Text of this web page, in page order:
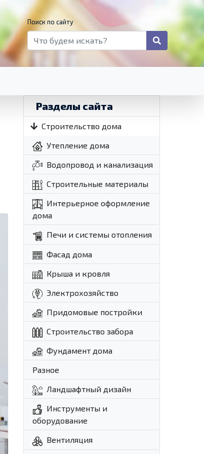
Поиск по сайту
Разделы сайта
Строительство дома
Утепление дома
Водопровод и канализация
Строительные материалы
Интерьерное оформление
дома
Печи и системы отопления
Фасад дома
Крыша и кровля
Электрохозяйство
Придомовые постройки
Строительство забора
Фундамент дома
Разное
Ландшафтный дизайн
Инструменты и
оборудование
Вентиляция